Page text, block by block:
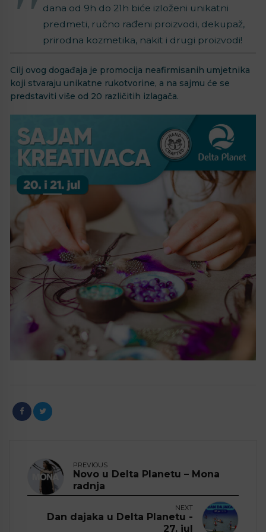
dana od 9h do 21h biće izloženi unikatni
predmeti, ručno rađeni proizvodi, dekupaž,
prirodna kozmetika, nakit i drugi proizvodi!
Cilj ovog događaja je promocija neafirmisanih umjetnika
koji stvaraju unikatne rukotvorine, a na sajmu će se
predstaviti više od 20 različitih izlagača.
PREVIOUS
Novo u Delta Planetu – Mona
radnja
NEXT
Dan dajaka u Delta Planetu -
27. jul